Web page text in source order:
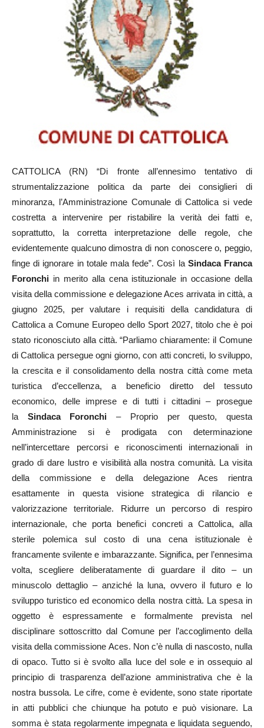
CATTOLICA (RN) “Di fronte all’ennesimo tentativo di
strumentalizzazione politica da parte dei consiglieri di
minoranza, l’Amministrazione Comunale di Cattolica si vede
costretta a intervenire per ristabilire la verità dei fatti e,
soprattutto, la corretta interpretazione delle regole, che
evidentemente qualcuno dimostra di non conoscere o, peggio,
finge di ignorare in totale mala fede”. Così la Sindaca Franca
Foronchi in merito alla cena istituzionale in occasione della
visita della commissione e delegazione Aces arrivata in città, a
giugno 2025, per valutare i requisiti della candidatura di
Cattolica a Comune Europeo dello Sport 2027, titolo che è poi
stato riconosciuto alla città. “Parliamo chiaramente: il Comune
di Cattolica persegue ogni giorno, con atti concreti, lo sviluppo,
la crescita e il consolidamento della nostra città come meta
turistica d’eccellenza, a beneficio diretto del tessuto
economico, delle imprese e di tutti i cittadini – prosegue
la Sindaca Foronchi – Proprio per questo, questa
Amministrazione si è prodigata con determinazione
nell’intercettare percorsi e riconoscimenti internazionali in
grado di dare lustro e visibilità alla nostra comunità. La visita
della commissione e della delegazione Aces rientra
esattamente in questa visione strategica di rilancio e
valorizzazione territoriale. Ridurre un percorso di respiro
internazionale, che porta benefici concreti a Cattolica, alla
sterile polemica sul costo di una cena istituzionale è
francamente svilente e imbarazzante. Significa, per l’ennesima
volta, scegliere deliberatamente di guardare il dito – un
minuscolo dettaglio – anziché la luna, ovvero il futuro e lo
sviluppo turistico ed economico della nostra città. La spesa in
oggetto è espressamente e formalmente prevista nel
disciplinare sottoscritto dal Comune per l’accoglimento della
visita della commissione Aces. Non c’è nulla di nascosto, nulla
di opaco. Tutto si è svolto alla luce del sole e in ossequio al
principio di trasparenza dell’azione amministrativa che è la
nostra bussola. Le cifre, come è evidente, sono state riportate
in atti pubblici che chiunque ha potuto e può visionare. La
somma è stata regolarmente impegnata e liquidata seguendo,